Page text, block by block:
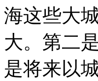
海这些大
大。第二
是将来以